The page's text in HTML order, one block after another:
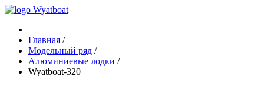
Главная /
Модельный ряд /
Алюминиевые лодки /
Wyatboat-320